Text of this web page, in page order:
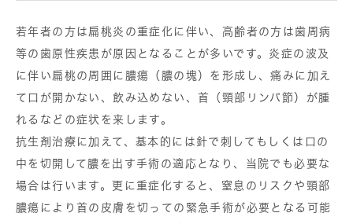
若年者の方は扁桃炎の重症化に伴い、高齢者の方は歯周病
等の歯原性疾患が原因となることが多いです。炎症の波及
に伴い扁桃の周囲に膿瘍（膿の塊）を形成し、痛みに加え
て口が開かない、飲み込めない、首（頸部リンパ節）が腫
れるなどの症状を来します。
抗生剤治療に加えて、基本的には針で刺してもしくは口の
中を切開して膿を出す手術の適応となり、当院でも必要な
場合は行います。更に重症化すると、窒息のリスクや頸部
膿瘍により首の皮膚を切っての緊急手術が必要となる可能